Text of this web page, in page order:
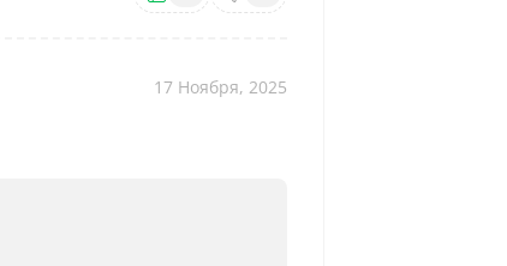
17 Ноября, 2025